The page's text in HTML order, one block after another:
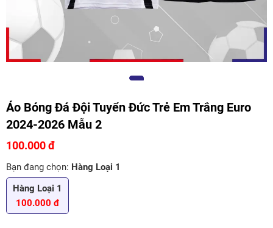
Áo Bóng Đá Đội Tuyển Đức Trẻ Em Trắng Euro
2024-2026 Mẫu 2
100.000 đ
Bạn đang chọn: Hàng Loại 1
Hàng Loại 1
100.000 đ